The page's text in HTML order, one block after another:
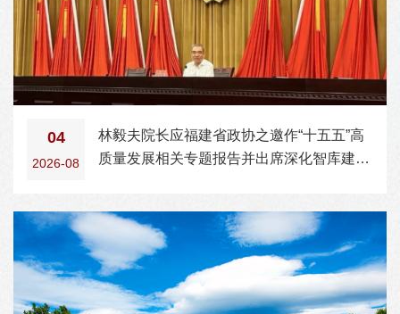
04
2026-08
林毅夫院长应福建省政协之邀作“十五五”高
质量发展相关专题报告并出席深化智库建设